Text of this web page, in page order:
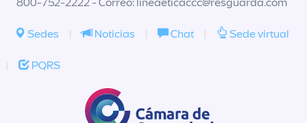
800-752-2222 - Correo: lineaeticaccc@resguarda.com
Sedes | Noticias | Chat | Sede virtual
| PQRS